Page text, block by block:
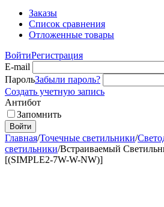
Заказы
Список сравнения
Отложенные товары
ВойтиРегистрация
E-mail
ПарольЗабыли пароль?
Создать учетную запись
Антибот
Запомнить
Войти
Главная/Точечные светильники/
светильники/Встраиваемый
[(SIMPLE2-7W-W-NW)]